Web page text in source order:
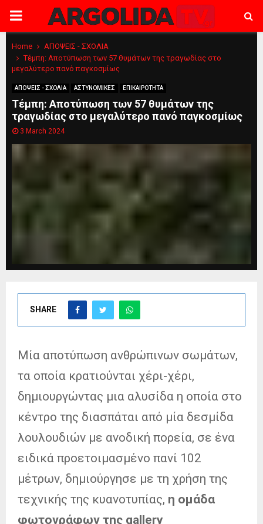
PRIMARY
MENU
Home
ΑΠΟΨΕΙΣ - ΣΧΟΛΙΑ
Τέμπη: Αποτύπωση των 57 θυμάτων της τραγωδίας στο
μεγαλύτερο πανό παγκοσμίως
ΑΠΟΨΕΙΣ - ΣΧΟΛΙΑ ΑΣΤΥΝΟΜΙΚΕΣ ΕΠΙΚΑΙΡΟΤΗΤΑ
Τέμπη: Αποτύπωση των 57 θυμάτων της
τραγωδίας στο μεγαλύτερο πανό παγκοσμίως
3 March 2024
SHARE
Μία αποτύπωση ανθρώπινων σωμάτων,
τα οποία κρατιούνται χέρι-χέρι,
δημιουργώντας μια αλυσίδα η οποία στο
κέντρο της διασπάται από μία δεσμίδα
λουλουδιών με ανοδική πορεία, σε ένα
ειδικά προετοιμασμένο πανί 102
μέτρων, δημιούργησε με τη χρήση της
τεχνικής της κυανοτυπίας, η ομάδα
φωτογράφων της gallery